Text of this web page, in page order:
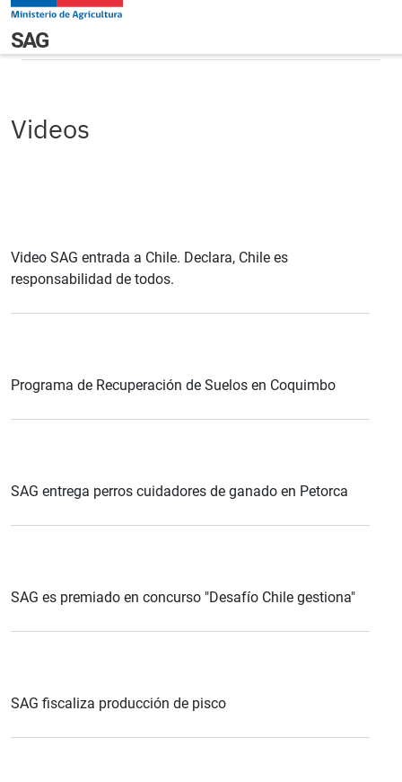
Pasar al contenido principal
Navegación principal
SAG
Videos
Videos
Video SAG entrada a Chile. Declara, Chile es
responsabilidad de todos.
Programa de Recuperación de Suelos en Coquimbo
SAG entrega perros cuidadores de ganado en Petorca
SAG es premiado en concurso "Desafío Chile gestiona"
SAG fiscaliza producción de pisco